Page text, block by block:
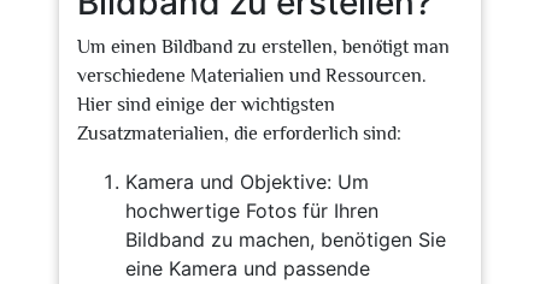
Um einen Bildband zu erstellen, benötigt man
verschiedene Materialien und Ressourcen.
Hier sind einige der wichtigsten
Zusatzmaterialien, die erforderlich sind:
Kamera und Objektive: Um
hochwertige Fotos für Ihren
Bildband zu machen, benötigen Sie
eine Kamera und passende